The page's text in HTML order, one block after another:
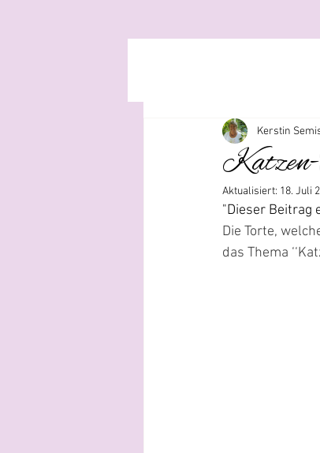
Kerstin
Aktualisiert: 18. Juli
"Dieser Beitrag
Die Torte,
das Thema